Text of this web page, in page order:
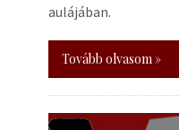
aulájában.
Tovább olvasom »